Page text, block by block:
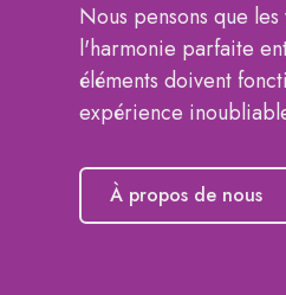
Nous pensons que
l'harmonie parfaite
éléments doivent
expérience
À propos de nous